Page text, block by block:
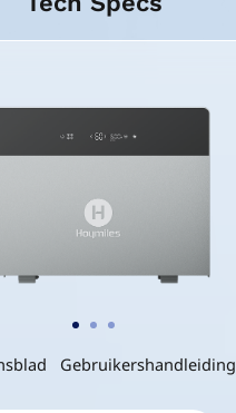
Gebruikershandleiding